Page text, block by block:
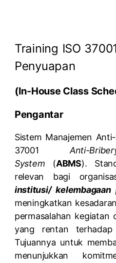
Training ISO
Penyuapan
(In-House Class
Pengantar
Sistem Manajemen
37001 Anti-
System (ABMS).
relevan bagi
institusi/ kelembagaan
meningkatkan
permasalahan kegiatan
yang rentan terhadap
Tujuannya untuk
menunjukkan